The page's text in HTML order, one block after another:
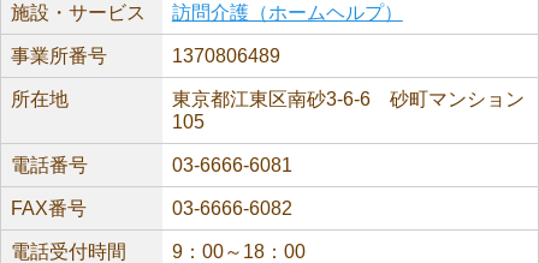
施設・サービス 訪問介護（ホームヘルプ）
事業所番号 1370806489
所在地
東京都江東区南砂3-6-6 砂町マンション
105
電話番号 03-6666-6081
FAX番号 03-6666-6082
電話受付時間 9：00～18：00